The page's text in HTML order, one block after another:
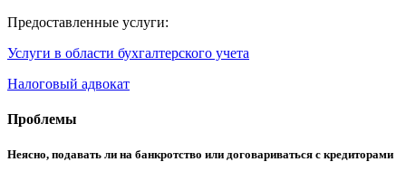
Предоставленные услуги:
Услуги в области бухгалтерского учета
Налоговый адвокат
Проблемы
Неясно, подавать ли на банкротство или договариваться с кредиторами